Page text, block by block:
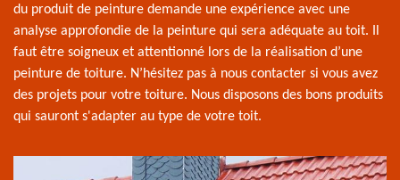
du produit de peinture demande une expérience avec une
analyse approfondie de la peinture qui sera adéquate au toit. Il
faut être soigneux et attentionné lors de la réalisation d’une
peinture de toiture. N’hésitez pas à nous contacter si vous avez
des projets pour votre toiture. Nous disposons des bons produits
qui sauront s'adapter au type de votre toit.